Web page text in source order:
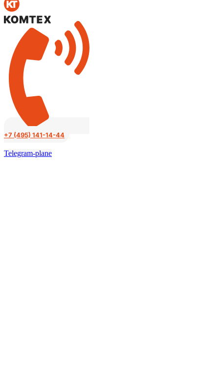
к
содержимому
+7 (495) 141-14-44
Telegram-plane